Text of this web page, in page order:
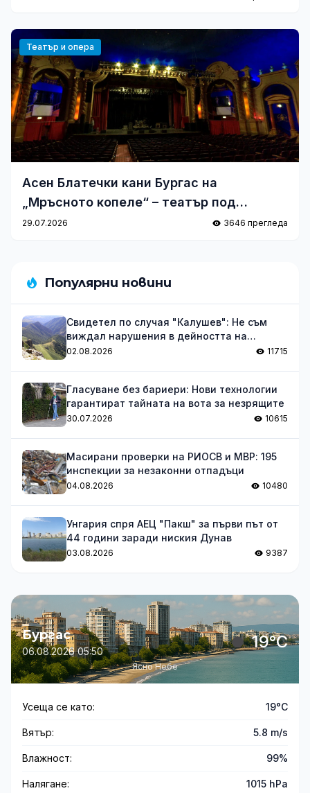
Театър и опера
Асен Блатечки кани Бургас на
„Мръсното копеле“ – театър под
звездите
29.07.2026 3646 прегледа
Популярни новини
Свидетел по случая "Калушев": Не съм
виждал нарушения в дейността на
групата
02.08.2026 11715
Гласуване без бариери: Нови технологии
гарантират тайната на вота за незрящите
30.07.2026 10615
Масирани проверки на РИОСВ и МВР: 195
инспекции за незаконни отпадъци
04.08.2026 10480
Унгария спря АЕЦ "Пакш" за първи път от
44 години заради ниския Дунав
03.08.2026 9387
Бургас
06.08.2026 05:50 19°C
Ясно Небе
Усеща се като: 19°C
Вятър: 5.8 m/s
Влажност: 99%
Налягане: 1015 hPa